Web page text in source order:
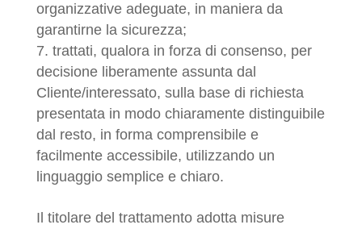
organizzative adeguate, in maniera da
garantirne la sicurezza;
trattati, qualora in forza di consenso, per
decisione liberamente assunta dal
Cliente/interessato, sulla base di richiesta
presentata in modo chiaramente distinguibile
dal resto, in forma comprensibile e
facilmente accessibile, utilizzando un
linguaggio semplice e chiaro.
Il titolare del trattamento adotta misure